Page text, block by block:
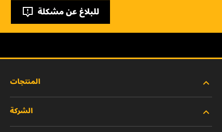
للبلاغ عن مشكلة
المنتجات
المنتجات الجديدة
الشركة